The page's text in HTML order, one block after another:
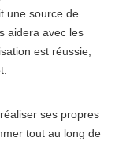
une source de
aidera avec les
est réussie,
ses propres
tout au long de